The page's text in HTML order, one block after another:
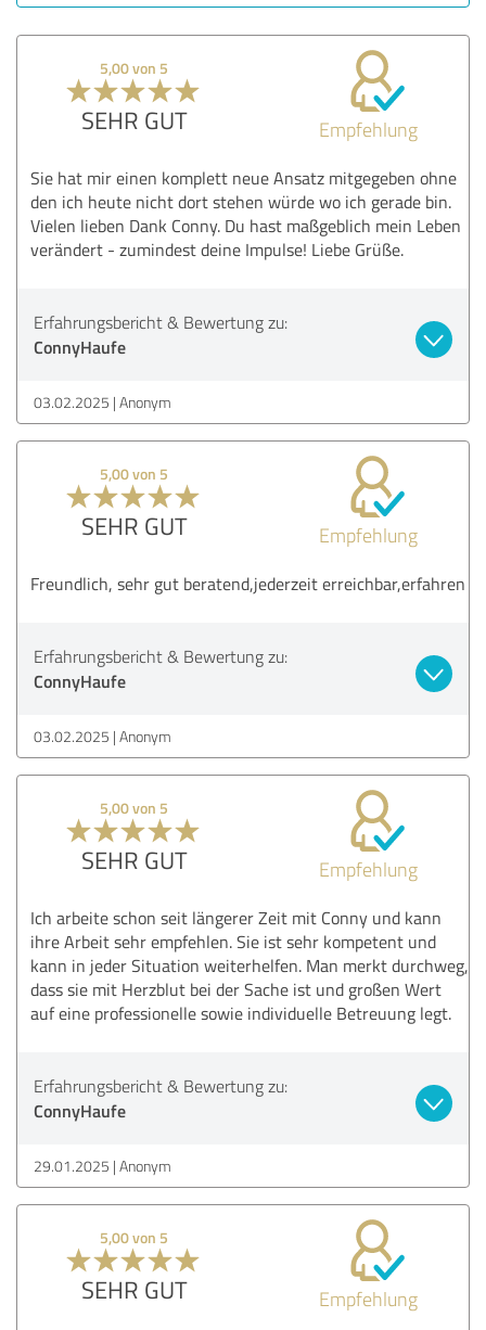
Leistungen
Durchführung
Beratung
Bewertung anzeigen
5,00 von 5
SEHR GUT Empfehlung
Sie hat mir einen komplett neue Ansatz mitgegeben ohne
den ich heute nicht dort stehen würde wo ich gerade bin.
Vielen lieben Dank Conny. Du hast maßgeblich mein Leben
verändert - zumindest deine Impulse! Liebe Grüße.
Erfahrungsbericht & Bewertung zu:
ConnyHaufe
03.02.2025 Anonym
5,00 von 5
SEHR GUT Empfehlung
Freundlich, sehr gut beratend,jederzeit erreichbar,erfahren
Erfahrungsbericht & Bewertung zu:
ConnyHaufe
03.02.2025 Anonym
5,00 von 5
SEHR GUT Empfehlung
Ich arbeite schon seit längerer Zeit mit Conny und kann
ihre Arbeit sehr empfehlen. Sie ist sehr kompetent und
kann in jeder Situation weiterhelfen. Man merkt durchweg,
dass sie mit Herzblut bei der Sache ist und großen Wert
auf eine professionelle sowie individuelle Betreuung legt.
Erfahrungsbericht & Bewertung zu:
ConnyHaufe
29.01.2025 Anonym
5,00 von 5
SEHR GUT Empfehlung